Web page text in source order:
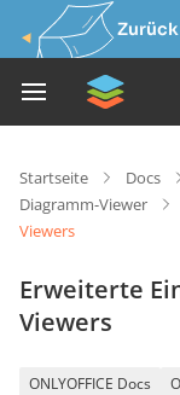
Zurück
Startseite Docs
Diagramm-Viewer
Viewers
Erweiterte
Viewers
ONLYOFFICE Docs